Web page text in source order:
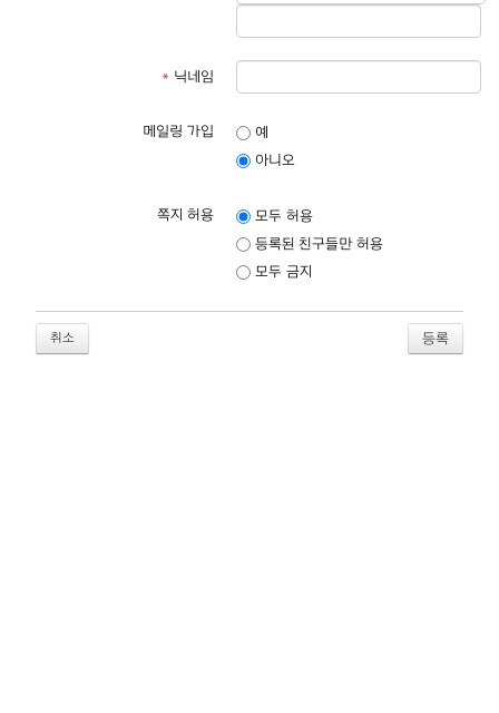
* 닉네임
메일링 가입
예
아니오
쪽지 허용
모두 허용
등록된 친구들만 허용
모두 금지
취소